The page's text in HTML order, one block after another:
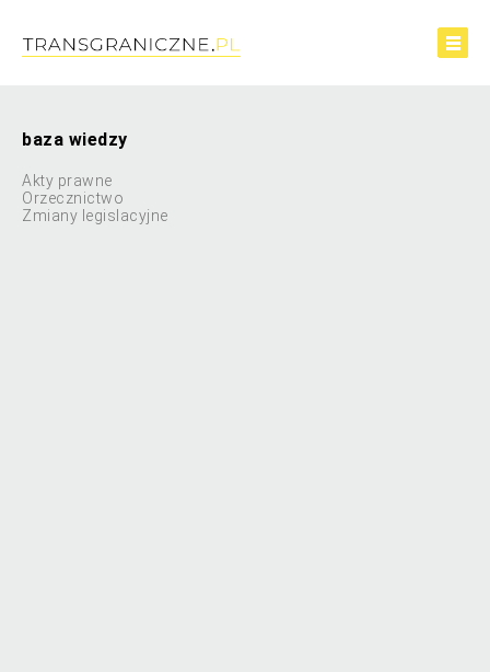
baza wiedzy
Akty prawne
Orzecznictwo
Zmiany legislacyjne